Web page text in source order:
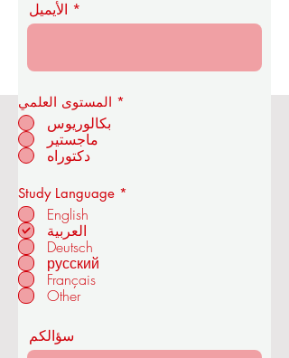
أكاديمية OUS الملكية للاقتصاد
في زوريخ - سويسرا
الأيميل
المستوى العلمي *
بكالوريوس
ماجستير
دكتوراه
Study Language *
English
العربية
Deutsch
русский
Français
Other
سؤالكم